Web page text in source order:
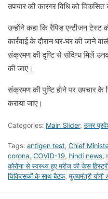
उपचार की कारगर विधि को
उन्हाेंने कहा कि रैपिड एन्टीजन टेस्ट
कार्रवाई के दौरान घर-घर की जाने
संक्रमण की दृष्टि से संदिग्ध मिलें
की जाए।
संक्रमण की पुष्टि होने पर उपचार के
कराया जाए।
Categories: Main Slider, उत्तर
Tags: antigen test, Chief
corona, COVID-19, hindi news,
कोरोना से स्वस्थ्य हुए मरीज की केस
चिकित्सकों के साथ बैठक, मुख्यमंत्री योगी